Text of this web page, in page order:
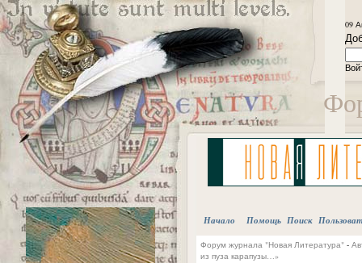
09
Начало Помощь Поиск
Форум журнала "Новая Литература"-
из пуза карапузы…»